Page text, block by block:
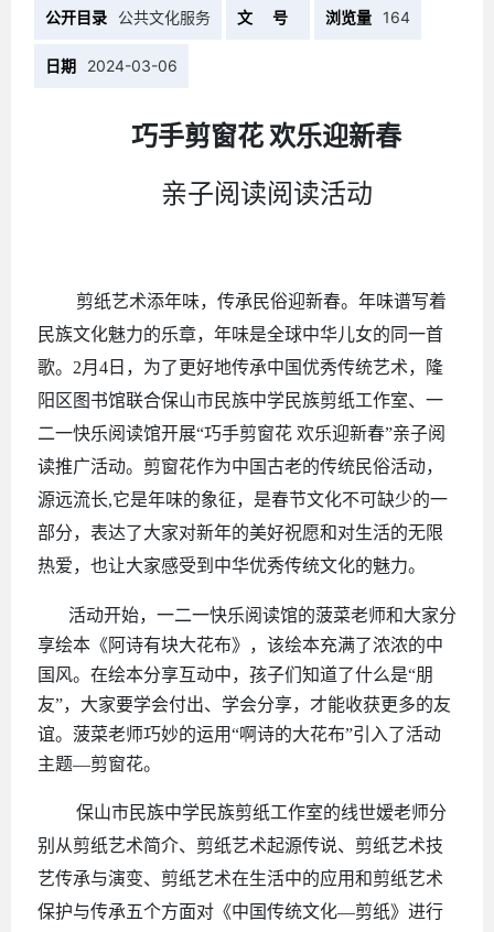
公开目录 公共文化服务 文 号 浏览量 164
日期 2024-03-06
巧手剪窗花欢乐迎新春
亲子阅读阅读活动
剪纸艺术添年味，传承民俗迎新春。年味谱写着
民族文化魅力的乐章，年味是全球中华儿女的同一首
歌。 2月4日，为了更好地传承中国优秀传统艺术，隆
阳区图书馆联合保山市民族中学民族剪纸工作室、一
二一快乐阅读馆开展“巧手剪窗花 欢乐迎新春”亲子阅
读推广活动。剪窗花作为中国古老的传统民俗活动，
源远流长,它是年味的象征，是春节文化不可缺少的一
部分，表达了大家对新年的美好祝愿和对生活的无限
热爱，也让大家感受到中华优秀传统文化的魅力。
活动开始，一二一快乐阅读馆的菠菜老师和大家分
享绘本《阿诗有块大花布》，该绘本充满了浓浓的中
国风。在绘本分享互动中，孩子们知道了什么是“朋
友”，大家要学会付出、学会分享，才能收获更多的友
谊。菠菜老师巧妙的运用“啊诗的大花布”引入了活动
主题—剪窗花。
保山市民族中学民族剪纸工作室的线世嫒老师分
别从剪纸艺术简介、剪纸艺术起源传说、剪纸艺术技
艺传承与演变、剪纸艺术在生活中的应用和剪纸艺术
保护与传承五个方面对《中国传统文化—剪纸》进行